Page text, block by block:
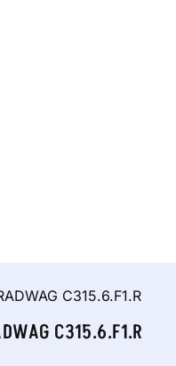
C315.6.F1.R